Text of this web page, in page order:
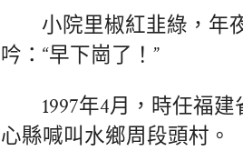
小院里椒紅韭綠，年
吟：“早下崗了！”
1997年4月，時任福
心縣喊叫水鄉周段頭村。